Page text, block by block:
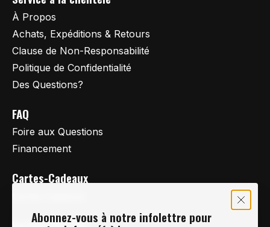
À Propos
Achats, Expéditions & Retours
Clause de Non-Responsabilité
Politique de Confidentialité
Des Questions?
FAQ
Foire aux Questions
Financement
Cartes-Cadeaux
Abonnez-vous à notre infolettre pour